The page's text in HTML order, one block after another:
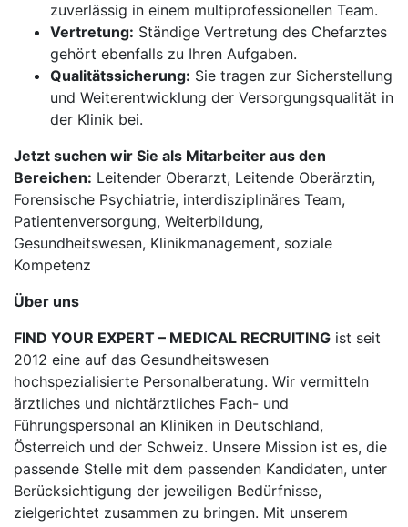
zuverlässig in einem multiprofessionellen Team.
Vertretung: Ständige Vertretung des Chefarztes
gehört ebenfalls zu Ihren Aufgaben.
Qualitätssicherung: Sie tragen zur Sicherstellung
und Weiterentwicklung der Versorgungsqualität in
der Klinik bei.
Jetzt suchen wir Sie als Mitarbeiter aus den
Bereichen: Leitender Oberarzt, Leitende Oberärztin,
Forensische Psychiatrie, interdisziplinäres Team,
Patientenversorgung, Weiterbildung,
Gesundheitswesen, Klinikmanagement, soziale
Kompetenz
Über uns
FIND YOUR EXPERT – MEDICAL RECRUITING ist seit
2012 eine auf das Gesundheitswesen
hochspezialisierte Personalberatung. Wir vermitteln
ärztliches und nichtärztliches Fach- und
Führungspersonal an Kliniken in Deutschland,
Österreich und der Schweiz. Unsere Mission ist es, die
passende Stelle mit dem passenden Kandidaten, unter
Berücksichtigung der jeweiligen Bedürfnisse,
zielgerichtet zusammen zu bringen. Mit unserem